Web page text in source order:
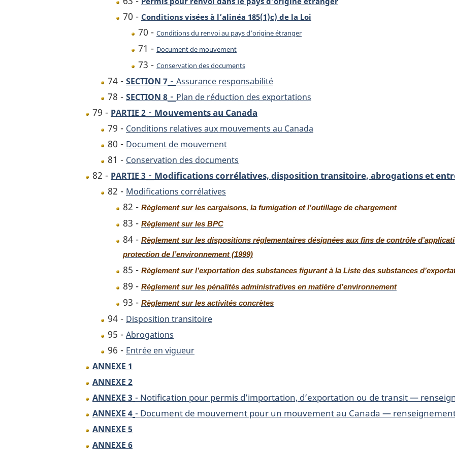
70 - Conditions visées à l’alinéa 185(1)c) de la Loi
70 - Conditions du renvoi au pays d’origine étranger
71 - Document de mouvement
73 - Conservation des documents
74 - SECTION 7 - Assurance responsabilité
78 - SECTION 8 - Plan de réduction des exportations
79 - PARTIE 2 - Mouvements au Canada
79 - Conditions relatives aux mouvements au Canada
80 - Document de mouvement
81 - Conservation des documents
82 - PARTIE 3 - Modifications corrélatives, disposition transitoire, abrogations et
82 - Modifications corrélatives
82 - Règlement sur les cargaisons, la fumigation et l’outillage de chargement
83 - Règlement sur les BPC
84 - Règlement sur les dispositions réglementaires désignées aux fins de contrôle
protection de l’environnement (1999)
85 - Règlement sur l’exportation des substances figurant à la Liste des substances
89 - Règlement sur les pénalités administratives en matière d’environnement
93 - Règlement sur les activités concrètes
94 - Disposition transitoire
95 - Abrogations
96 - Entrée en vigueur
ANNEXE 1
ANNEXE 2
ANNEXE 3 - Notification pour permis d’importation, d’exportation ou de transit —
ANNEXE 4 - Document de mouvement pour un mouvement au Canada —
ANNEXE 5
ANNEXE 6